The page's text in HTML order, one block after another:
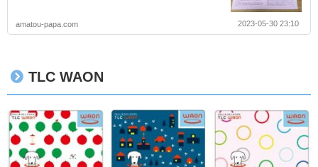
amatou-papa.com 2023-05-30 23:10
TLC WAON